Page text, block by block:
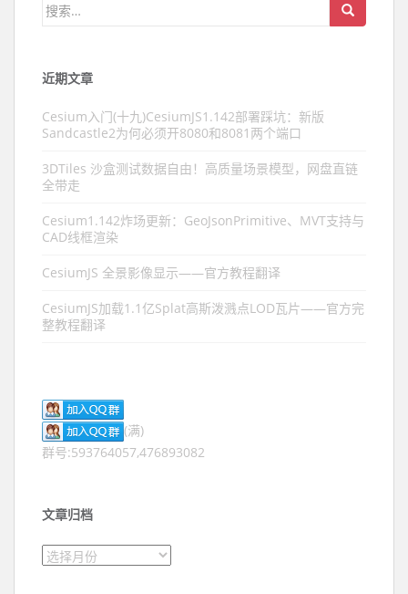
搜索：
近期文章
Cesium入门(十九)CesiumJS1.142部署踩坑：新版
Sandcastle2为何必须开8080和8081两个端口
3DTiles 沙盒测试数据自由！高质量场景模型，网盘直链
全带走
Cesium1.142炸场更新：GeoJsonPrimitive、MVT支持与
CAD线框渲染
CesiumJS 全景影像显示——官方教程翻译
CesiumJS加载1.1亿Splat高斯泼溅点LOD瓦片——官方完
整教程翻译
(满)
群号:593764057,476893082
文章归档
文章归档